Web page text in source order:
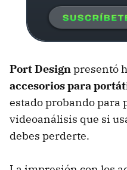
Port Designpresentó
accesorios para
estado probando para
videoanálisis que si
debes perderte.